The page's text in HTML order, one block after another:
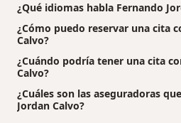
¿Qué idiomas habla Fernando
¿Cómo puedo reservar una cita
Calvo?
¿Cuándo podría tener una cita
Calvo?
¿Cuáles son las aseguradoras
Jordan Calvo?